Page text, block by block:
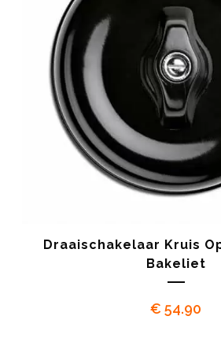
Draaischakelaar Kruis
Bakeliet
€ 54.90